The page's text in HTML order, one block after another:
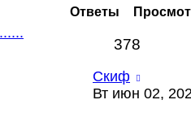
Ответы
378
Скиф
Вт июн 02,